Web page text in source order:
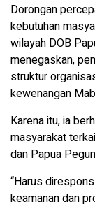
Dorongan
kebutuhan
wilayah DOB
menegaskan,
struktur
kewenangan
Karena itu, ia
masyarakat
dan Papua
“Harus
keamanan dan